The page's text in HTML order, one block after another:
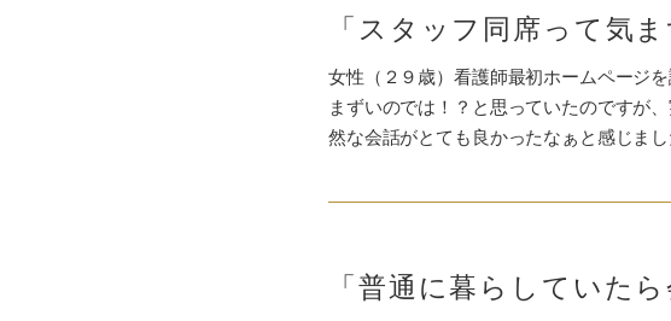
「スタッフ同席って気
女性（２９歳）看護師最初ホームページ
まずいのでは！？と思っていたのですが
然な会話がとても良かったなぁと感じま
「普通に暮らしていた